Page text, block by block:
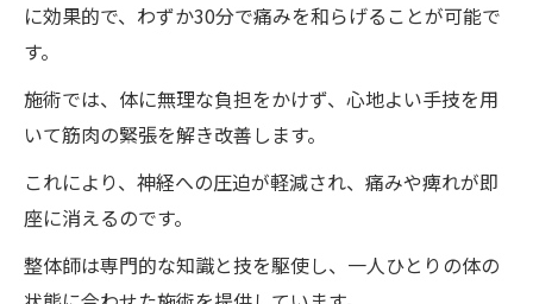
に効果的で、わずか30分で痛みを和らげることが可能で
す。
施術では、体に無理な負担をかけず、心地よい手技を用
いて筋肉の緊張を解き改善します。
これにより、神経への圧迫が軽減され、痛みや痺れが即
座に消えるのです。
整体師は専門的な知識と技を駆使し、一人ひとりの体の